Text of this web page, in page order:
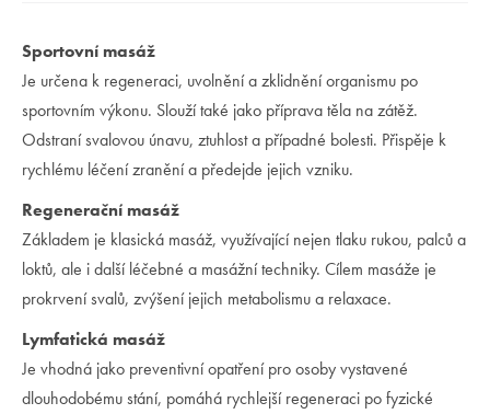
Sportovní masáž
Je určena k regeneraci, uvolnění a zklidnění organismu po
sportovním výkonu. Slouží také jako příprava těla na zátěž.
Odstraní svalovou únavu, ztuhlost a případné bolesti. Přispěje k
rychlému léčení zranění a předejde jejich vzniku.
Regenerační masáž
Základem je klasická masáž, využívající nejen tlaku rukou, palců a
loktů, ale i další léčebné a masážní techniky. Cílem masáže je
prokrvení svalů, zvýšení jejich metabolismu a relaxace.
Lymfatická masáž
Je vhodná jako preventivní opatření pro osoby vystavené
dlouhodobému stání, pomáhá rychlejší regeneraci po fyzické